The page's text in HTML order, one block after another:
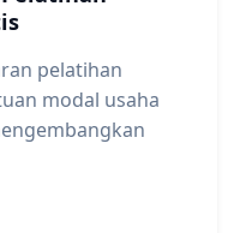
pelatihan
modal usaha